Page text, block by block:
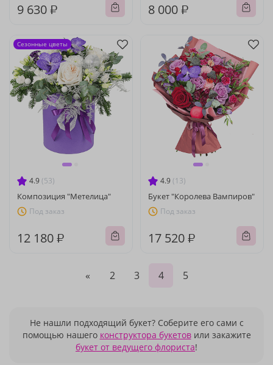
9 630 ₽ 8 000 ₽
4.9 (53)
Композиция "Метелица"
Под заказ
12 180 ₽
Сезонные цветы
4.9 (13)
Букет "Королева Вампиров"
Под заказ
17 520 ₽
« 2 3 4 5
Не нашли подходящий букет? Соберите его сами с
помощью нашего конструктора букетовили закажите
букет от ведущего флориста!